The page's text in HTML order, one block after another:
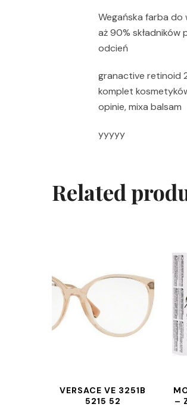
Wegańska farba do
aż 90% składników
odcień
granactive retinoid
komplet
opinie, mixa balsam
yyyyy
Related
VERSACE VE 3251B
5215 52
–